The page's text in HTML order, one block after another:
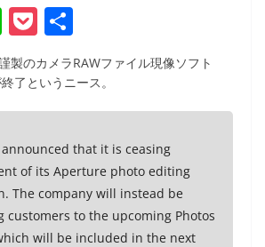
Li
n
e
P
o
ck
et
有
製のカメラRAWファイル現像ソフト
了というニース。
that it is ceasing
of its Aperture photo editing
The company will instead be
customers to the upcoming Photos
will be included in the next